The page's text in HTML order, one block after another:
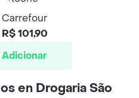
Carrefour
R$ 101,90
Adicionar
en Drogaria São